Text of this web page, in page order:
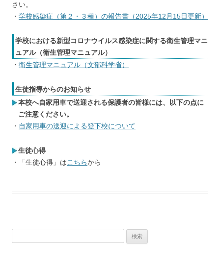
さい。
・ 学校感染症（第２・３種）の報告書（2025年12月15日更新）
学校における新型コロナウイルス感染症に関する衛生管理マニ
ュアル（衛生管理マニュアル）
・ 衛生管理マニュアル（文部科学省）
生徒指導からのお知らせ
本校へ自家用車で送迎される保護者の皆様には、以下の点に
ご注意ください。
・ 自家用車の送迎による登下校について
生徒心得
・「生徒心得」はこちらから